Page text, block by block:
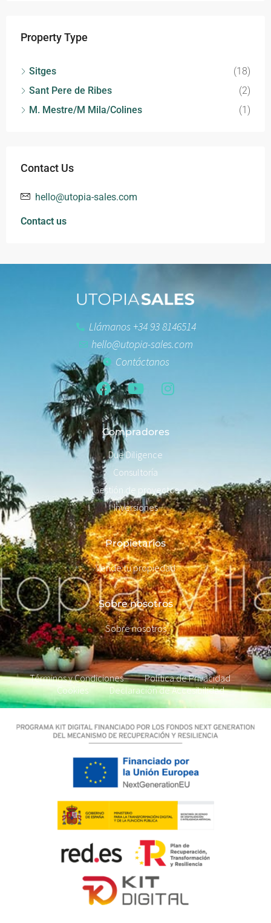
Property Type
Sitges
(18)
Sant Pere de Ribes
(2)
M. Mestre/M Mila/Colines
(1)
Contact Us
hello@utopia-sales.com
Contact us
Llámanos +34 93 8146514
hello@utopia-sales.com
Contáctanos
Compradores
Due Diligence
Consultoría
Gestión de proyectos
Inversiones
Propietarios
Vende tu propiedad
Sobre nosotros
Sobre nosotros
Términos y Condiciones
Política de Privacidad
Cookies
Declaración de Accesibilidad